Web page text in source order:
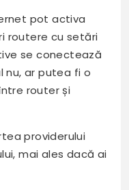
pot activa
routere cu setări
se conectează
nu, ar putea fi o
router și
providerului
mai ales dacă ai